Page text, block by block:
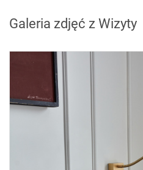
Galeria zdjęć z Wizyty